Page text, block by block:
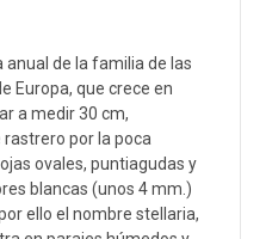
de la familia de las
Europa, que crece en
a medir 30 cm,
por la poca
ovales, puntiagudas y
blancas (unos 4 mm.)
ello el nombre stellaria,